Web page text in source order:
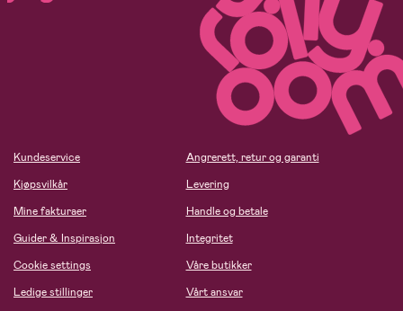
Kundeservice
Kjøpsvilkår
Mine fakturaer
Guider & Inspirasjon
Cookie settings
Ledige stillinger
Angrerett, retur og garanti
Levering
Handle og betale
Integritet
Våre butikker
Vårt ansvar